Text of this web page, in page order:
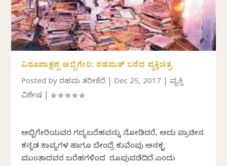
ವಿರೂಪಾಕ್ಷಪ್ಪ ಅಬ್ಬಿಗೇರಿ: ರಹಮತ್ ಬರೆದ ವ್ಯಕ್ತಿಚಿತ್ರ
Posted byರಹಮತ್ ತರೀಕೆರೆ Dec 25, 2017 |ವ್ಯಕ್ತಿ
ವಿಶೇಷ |
ಅಬ್ಬಿಗೇರಿಯವರ ಗದ್ಯಬರೆಹವನ್ನು ನೋಡಿದರೆ, ಅದು ಪ್ರಾಚೀನ
ಕನ್ನಡ ಕಾವ್ಯಗಳ ಹಾಗೂ ಬೇಂದ್ರೆ ಕುವೆಂಪು ಅನಕೃ
ಮುಂತಾದವರ ಬರೆಹಗಳಿಂದ ರೂಪುಪಡೆದಿದೆ ಎಂದು